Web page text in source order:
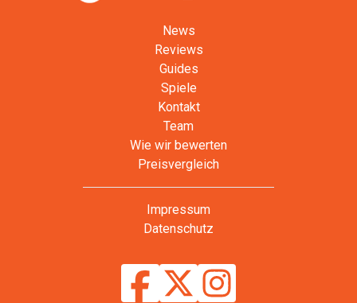
News
Reviews
Guides
Spiele
Kontakt
Team
Wie wir bewerten
Preisvergleich
Impressum
Datenschutz